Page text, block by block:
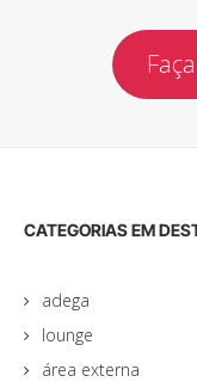
CATEGORIAS EM
adega
lounge
área externa